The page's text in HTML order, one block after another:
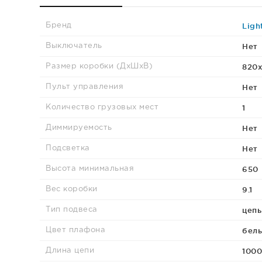
Бренд
Выключатель Нет
Размер коробки (ДхШхВ)
Пульт управления Нет
Количество грузовых мест 1
Диммируемость Нет
Подсветка Нет
Высота минимальная 650
Вес коробки 9.1
Тип подвеса цепь
Цвет плафона
Длина цепи 1000